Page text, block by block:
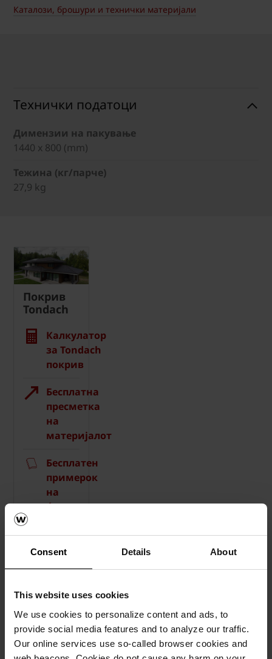
Consent Details About
This website uses cookies
We use cookies to personalize content and ads, to
provide social media features and to analyze our traffic.
Our online services use so-called browser cookies and
Каталози, брошури и технички материјали
Технички податоци
Димензии на пакување
1440 x 800 (mm)
Тежина (кг/парче)
27,9 kg
Покрив
Tondach
Калкулатор
за Tondach
покрив
Бесплатна
пресметка
на
материјалот
Бесплатен
примерок
на
ќерамида
How-
to
Каталози,
технички
материјали